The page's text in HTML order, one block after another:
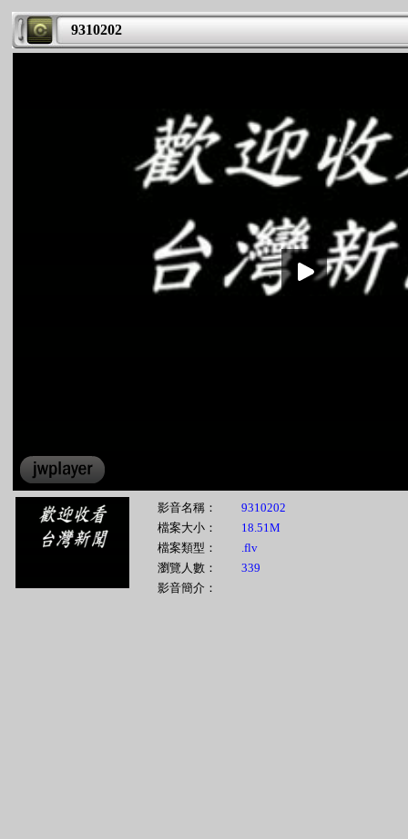
9310202
影音名稱：
9310202
檔案大小：
18.51M
檔案類型：
.flv
瀏覽人數：
339
影音簡介：